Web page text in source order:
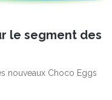
le segment des
nouveaux Choco Eggs